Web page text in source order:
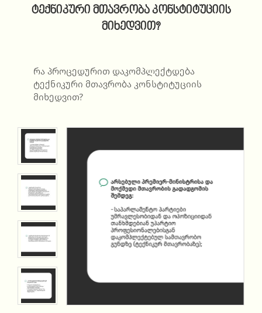
ტექნიკური მთავრობა კონსტიტუციის
მიხედვით?
რა პროცედურით დაკომპლექტდება
ტექნიკური მთავრობა კონსტიტუციის
მიხედვით?